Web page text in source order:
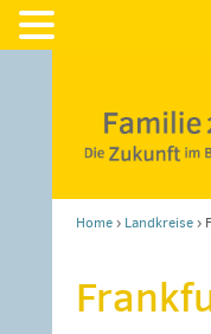
Home› Landkreise›